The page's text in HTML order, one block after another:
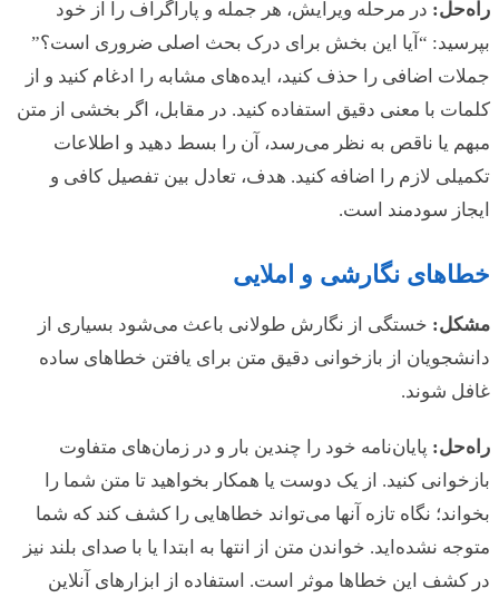
راه‌حل: در مرحله ویرایش، هر جمله و پاراگراف را از خود
بپرسید: “آیا این بخش برای درک بحث اصلی ضروری است؟”
جملات اضافی را حذف کنید، ایده‌های مشابه را ادغام کنید و از
کلمات با معنی دقیق استفاده کنید. در مقابل، اگر بخشی از متن
مبهم یا ناقص به نظر می‌رسد، آن را بسط دهید و اطلاعات
تکمیلی لازم را اضافه کنید. هدف، تعادل بین تفصیل کافی و
ایجاز سودمند است.
خطاهای نگارشی و املایی
مشکل: خستگی از نگارش طولانی باعث می‌شود بسیاری از
دانشجویان از بازخوانی دقیق متن برای یافتن خطاهای ساده
غافل شوند.
راه‌حل: پایان‌نامه خود را چندین بار و در زمان‌های متفاوت
بازخوانی کنید. از یک دوست یا همکار بخواهید تا متن شما را
بخواند؛ نگاه تازه آنها می‌تواند خطاهایی را کشف کند که شما
متوجه نشده‌اید. خواندن متن از انتها به ابتدا یا با صدای بلند نیز
در کشف این خطاها موثر است. استفاده از ابزارهای آنلاین